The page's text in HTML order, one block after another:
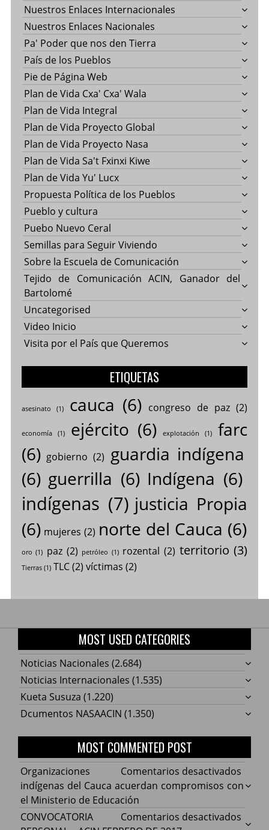
Nuestros Enlaces Internacionales
Nuestros Enlaces Nacionales
Pa' Poder que nos den Tierra
País de los Pueblos
Pie de Página Web
Plan de Vida Cxa' Cxa' Wala
Plan de Vida Integral
Plan de Vida Proyecto Global
Plan de Vida Proyecto Nasa
Plan de Vida Sa't Fxinxi Kiwe
Plan de Vida Yu' Lucx
Propuesta Política de los Pueblos
Pueblo y cultura
Puebo Nuevo Ceral
Semillas para Seguir Viviendo
Sobre la Escuela de Comunicación
Tejido de Comunicación ACIN, Ganador del
Bartolomé
Uncategorised
Video Inicio
Visita por el País que Queremos
ETIQUETAS
asesinato (1) cauca (6) congreso de paz(2)
economía(1) ejército (6) explotación (1)
farc
(6) gobierno (2) guardia indígena
(6) guerrilla (6) Indígena (6)
indígenas (7) justicia Propia
(6) mujeres (2) norte del Cauca (6)
oro (1) paz (2) petróleo (1) rozental (2) territorio (3)
Tierras(1) TLC(2) víctimas (2)
MOST USED CATEGORIES
Noticias Nacionales (2.684)
Noticias Internacionales (1.535)
Kueta Susuza (1.220)
Dcumentos NASAACIN (1.350)
MOST COMMENTED POST
Comentarios desactivados
Organizaciones
indígenas del Cauca acuerdan compromisos con
el Ministerio de Educación
Comentarios desactivados
CONVOCATORIA